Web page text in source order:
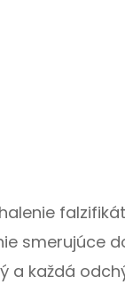
smerujúce
a každá